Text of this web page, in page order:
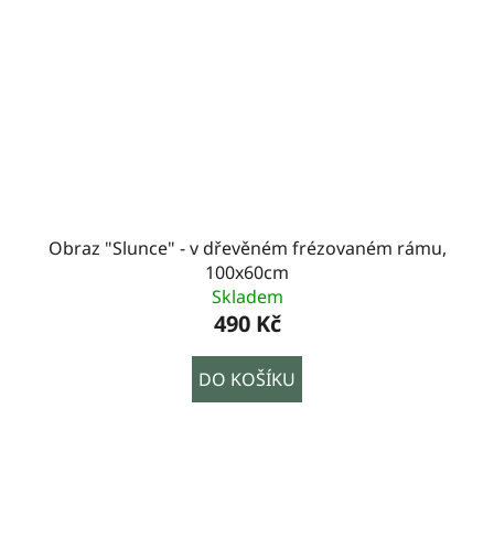
Obraz "Slunce" - v dřevěném frézovaném rámu,
100x60cm
Skladem
490 Kč
DO KOŠÍKU